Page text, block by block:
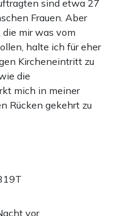
sind etwa 27
Frauen. Aber
mir was vom
halte ich für eher
Kircheneintritt zu
die
mich in meiner
Rücken gekehrt zu
vor